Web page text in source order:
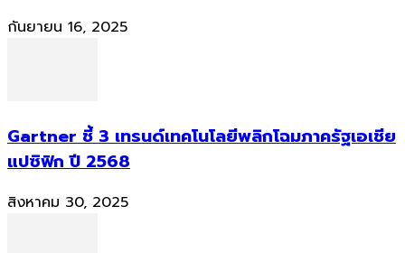
กันยายน 16, 2025
Gartner ชี้ 3 เทรนด์เทคโนโลยีพลิกโฉมภาครัฐเอเชีย
แปซิฟิก ปี 2568
สิงหาคม 30, 2025